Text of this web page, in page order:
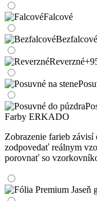
Falcové
Bezfalcové
Reverzné
Farby ERKADO
Zobrazenie farieb závisí
zodpovedať reálnym
porovnať so